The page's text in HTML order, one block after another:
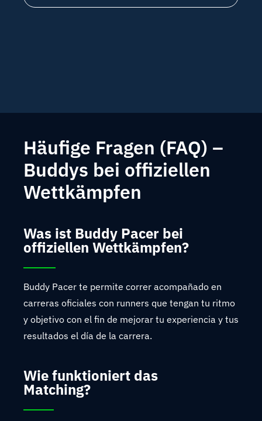
Häufige Fragen (FAQ) –
Buddys bei offiziellen
Wettkämpfen
Was ist Buddy Pacer bei
offiziellen Wettkämpfen?
Buddy Pacer te permite correr acompañado en
carreras oficiales con runners que tengan tu ritmo
y objetivo con el fin de mejorar tu experiencia y tus
resultados el día de la carrera.
Wie funktioniert das
Matching?